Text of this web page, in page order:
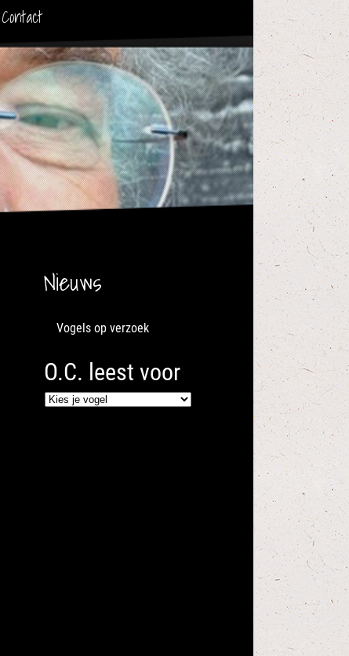
Contact
Nieuws
Vogels op verzoek
O.C. leest voor